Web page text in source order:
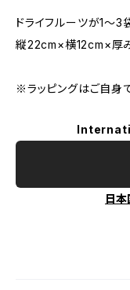
ドライフルーツが1～3
縦22cm×横12cm×厚
※ラッピングはご自身
日